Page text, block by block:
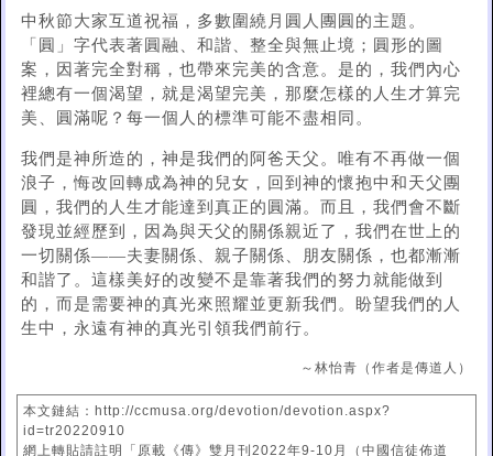
中秋節大家互道祝福，多數圍繞月圓人團圓的主題。
「圓」字代表著圓融、和諧、整全與無止境；圓形的圖
案，因著完全對稱，也帶來完美的含意。是的，我們內心
裡總有一個渴望，就是渴望完美，那麼怎樣的人生才算完
美、圓滿呢？每一個人的標準可能不盡相同。
我們是神所造的，神是我們的阿爸天父。唯有不再做一個
浪子，悔改回轉成為神的兒女，回到神的懷抱中和天父團
圓，我們的人生才能達到真正的圓滿。而且，我們會不斷
發現並經歷到，因為與天父的關係親近了，我們在世上的
一切關係——夫妻關係、親子關係、朋友關係，也都漸漸
和諧了。這樣美好的改變不是靠著我們的努力就能做到
的，而是需要神的真光來照耀並更新我們。盼望我們的人
生中，永遠有神的真光引領我們前行。
～林怡青（作者是傳道人）
本文鏈結：http://ccmusa.org/devotion/devotion.aspx?
id=tr20220910
網上轉貼請註明「原載《傳》雙月刊2022年9-10月（中國信徒佈道